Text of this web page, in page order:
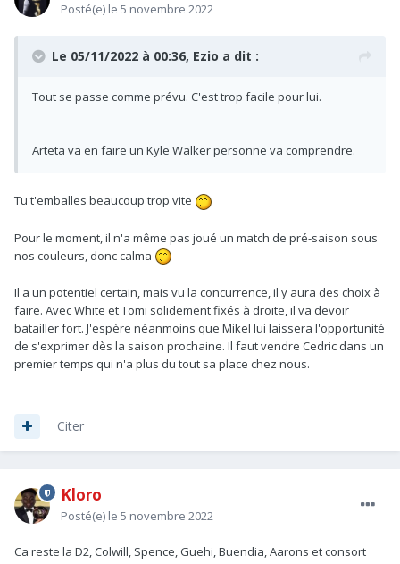
1ère assist de la saison face à Burnley.
Posté(e) le 5 novembre 2022
Le 05/11/2022 à 00:36, Ezio a dit :
Tout se passe comme prévu. C'est trop facile pour lui.
Arteta va en faire un Kyle Walker personne va comprendre.
Tu t'emballes beaucoup trop vite
Pour le moment, il n'a même pas joué un match de pré-saison sous
nos couleurs, donc calma
Il a un potentiel certain, mais vu la concurrence, il y aura des choix à
faire. Avec White et Tomi solidement fixés à droite, il va devoir
batailler fort. J'espère néanmoins que Mikel lui laissera l'opportunité
de s'exprimer dès la saison prochaine. Il faut vendre Cedric dans un
premier temps qui n'a plus du tout sa place chez nous.
Citer
Kloro
Posté(e) le 5 novembre 2022
Ca reste la D2, Colwill, Spence, Guehi, Buendia, Aarons et consort